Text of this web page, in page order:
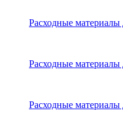
Расходные
Расходные
Расходные